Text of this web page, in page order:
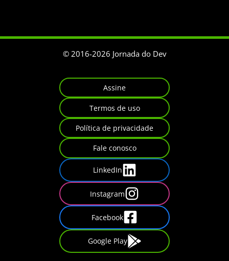
© 2016-2026 Jornada do Dev
Assine
Termos de uso
Política de privacidade
Fale conosco
LinkedIn
Instagram
Facebook
Google Play